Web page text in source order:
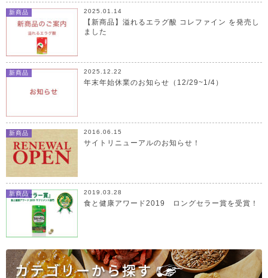
新商品 2025.01.14
【新商品】溢れるエラグ酸 コレファイン を発売し
ました
新商品 2025.12.22
年末年始休業のお知らせ（12/29~1/4）
新商品 2016.06.15
サイトリニューアルのお知らせ！
新商品 2019.03.28
食と健康アワード2019 ロングセラー賞を受賞！